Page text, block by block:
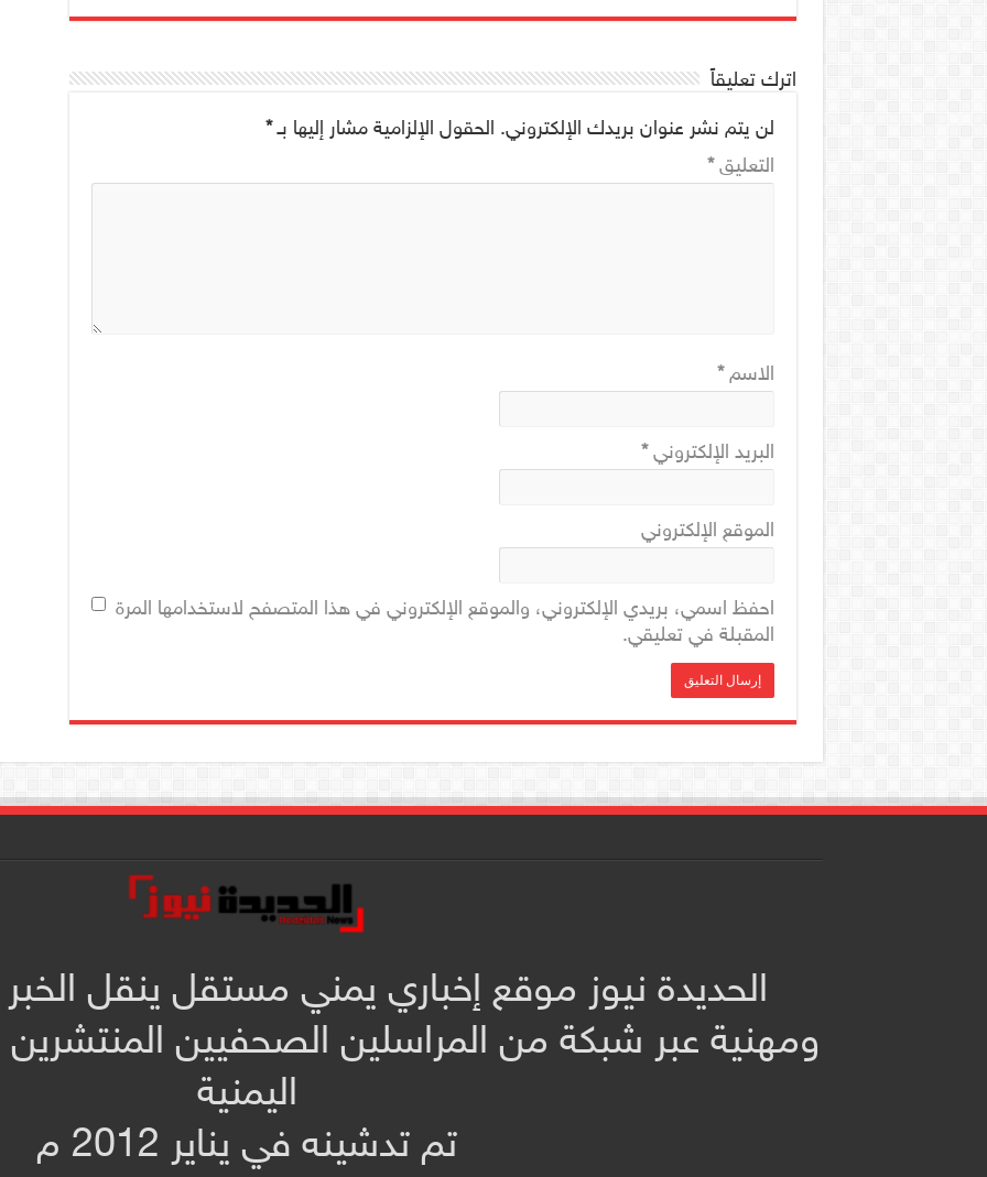
اترك تعليقاً
لن يتم نشر عنوان بريدك الإلكتروني. الحقول الإلزامية مشار إليها بـ*
التعليق*
الاسم*
البريد الإلكتروني*
الموقع الإلكتروني
احفظ اسمي، بريدي الإلكتروني، والموقع الإلكتروني في هذا المتصفح لاستخدامها المرة
المقبلة في تعليقي.
الحديدة نيوز موقع إخباري يمني مستقل ينقل
ومهنية عبر شبكة من المراسلين الصحفيين
اليمنية
تم تدشينه في يناير 2012 م